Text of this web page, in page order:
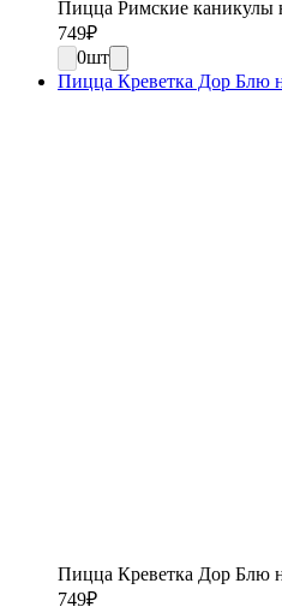
Пицца Римские каникулы
749₽
0шт
Пицца Креветка Дор Блю
Пицца Креветка Дор Блю
749₽